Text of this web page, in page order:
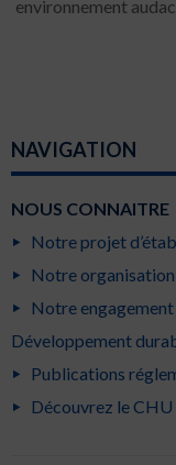
environnement
NAVIGATION
NOUS CONNAITRE
Notre projet
Notre organisation
Notre engagement
Développement
Publications
Découvrez le CHU